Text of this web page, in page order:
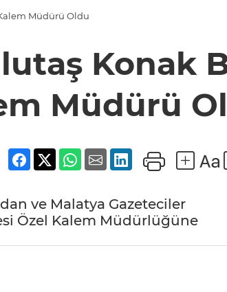
Müdürü Oldu
Konak
Müdürü
ve Malatya Gazeteciler
Özel Kalem Müdürlüğüne